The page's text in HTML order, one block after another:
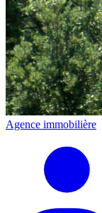
Agence immobilière